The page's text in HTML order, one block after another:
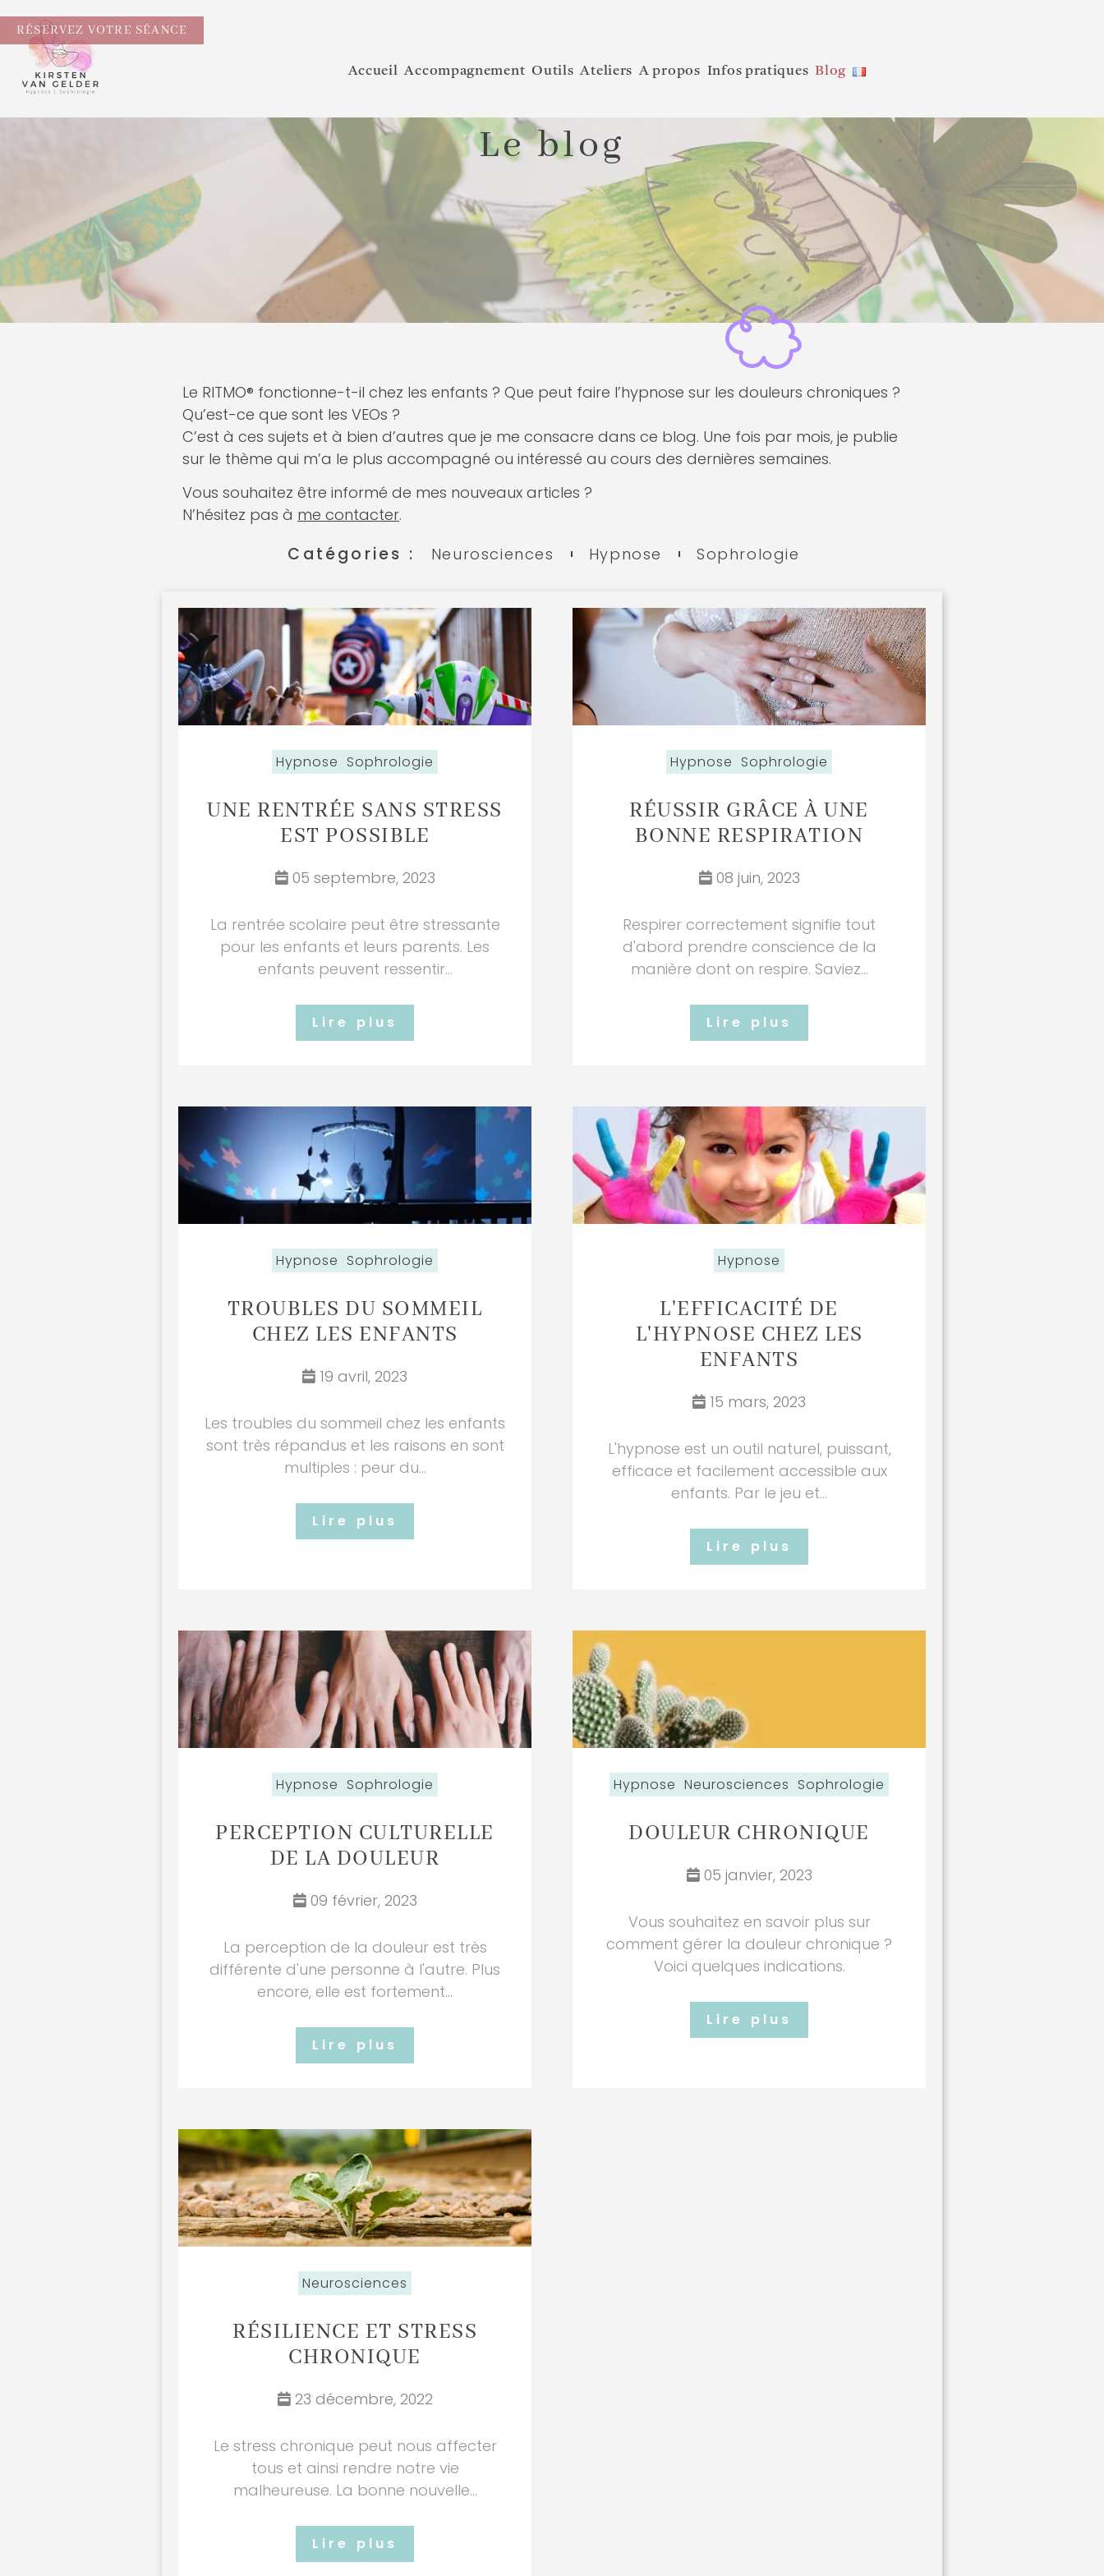
RÉSERVEZ VOTRE SÉANCE
Accueil Accompagnement Outils Ateliers A propos Infos pratiques Blog
Le blog
Le RITMO® fonctionne-t-il chez les enfants ? Que peut faire l’hypnose sur les douleurs chroniques ?
Qu’est-ce que sont les VEOs ?
C’est à ces sujets et à bien d’autres que je me consacre dans ce blog. Une fois par mois, je publie
sur le thème qui m’a le plus accompagné ou intéressé au cours des dernières semaines.
Vous souhaitez être informé de mes nouveaux articles ?
N’hésitez pas à me contacter.
Catégories : Neurosciences Hypnose Sophrologie
Hypnose Sophrologie
UNE RENTRÉE SANS STRESS
EST POSSIBLE
05 septembre, 2023
La rentrée scolaire peut être stressante
pour les enfants et leurs parents. Les
enfants peuvent ressentir...
Lire plus
Hypnose Sophrologie
RÉUSSIR GRÂCE À UNE
BONNE RESPIRATION
08 juin, 2023
Respirer correctement signifie tout
d'abord prendre conscience de la
manière dont on respire. Saviez...
Lire plus
Hypnose Sophrologie
TROUBLES DU SOMMEIL
CHEZ LES ENFANTS
19 avril, 2023
Les troubles du sommeil chez les enfants
sont très répandus et les raisons en sont
multiples : peur du...
Lire plus
Hypnose
L'EFFICACITÉ DE
L'HYPNOSE CHEZ LES
ENFANTS
15 mars, 2023
L'hypnose est un outil naturel, puissant,
efficace et facilement accessible aux
enfants. Par le jeu et...
Lire plus
Hypnose Sophrologie
PERCEPTION CULTURELLE
DE LA DOULEUR
09 février, 2023
La perception de la douleur est très
différente d'une personne à l'autre. Plus
encore, elle est fortement...
Lire plus
Hypnose Neurosciences Sophrologie
DOULEUR CHRONIQUE
05 janvier, 2023
Vous souhaitez en savoir plus sur
comment gérer la douleur chronique ?
Voici quelques indications.
Lire plus
Neurosciences
RÉSILIENCE ET STRESS
CHRONIQUE
23 décembre, 2022
Le stress chronique peut nous affecter
tous et ainsi rendre notre vie
malheureuse. La bonne nouvelle...
Lire plus